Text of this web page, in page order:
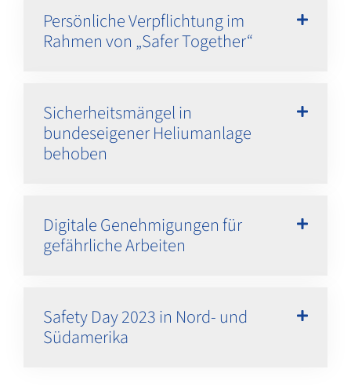
Persönliche Verpflichtung im
Rahmen von „Safer Together“
Sicherheitsmängel in
bundeseigener Heliumanlage
behoben
Digitale Genehmigungen für
gefährliche Arbeiten
Safety Day 2023 in Nord- und
Südamerika